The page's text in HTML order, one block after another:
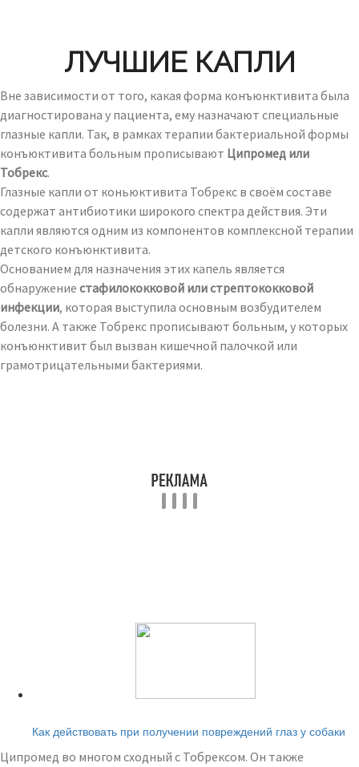
ЛУЧШИЕ КАПЛИ
Вне зависимости от того, какая форма конъюнктивита была
диагностирована у пациента, ему назначают специальные
глазные капли. Так, в рамках терапии бактериальной формы
конъюктивита больным прописывают Ципромед или
Тобрекс.
Глазные капли от коньюктивита Тобрекс в своём составе
содержат антибиотики широкого спектра действия. Эти
капли являются одним из компонентов комплексной терапии
детского конъюнктивита.
Основанием для назначения этих капель является
обнаружение стафилококковой или стрептококковой
инфекции, которая выступила основным возбудителем
болезни. А также Тобрекс прописывают больным, у которых
конъюнктивит был вызван кишечной палочкой или
грамотрицательными бактериями.
Как действовать при получении повреждений глаз у собаки
Ципромед во многом сходный с Тобрексом. Он также